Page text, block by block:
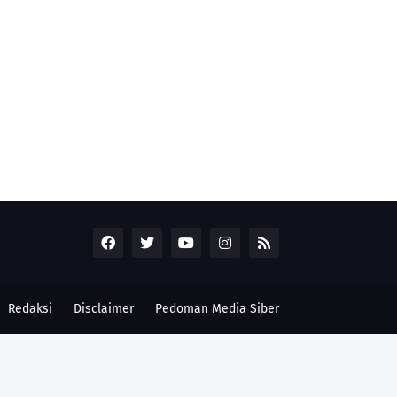
Redaksi Disclaimer Pedoman Media Siber